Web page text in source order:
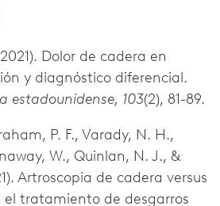
Dolor de cadera en
y diagnóstico diferencial.
estadounidense, 103(2), 81-89.
P. F., Varady, N. H.,
W., Quinlan, N. J., &
Artroscopia de cadera versus
tratamiento de desgarros